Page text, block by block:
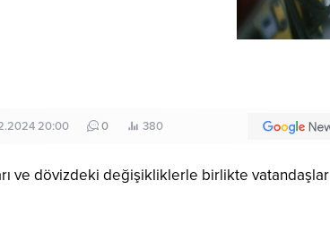
20:00 0 380
ve dövizdeki değişikliklerle birlikte